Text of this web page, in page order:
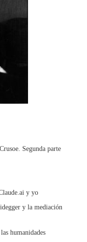
Segunda parte
y yo
y la mediación
humanidades